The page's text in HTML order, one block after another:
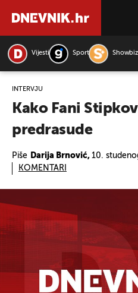
Vijesti Sport
INTERVJU
Kako Fani
predrasude
Piše Darija Brnović, 10.
KOMENTARI
PRETRAŽITE VIJESTI